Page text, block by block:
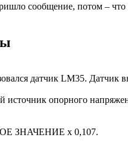
сообщение, потом –
датчик LM35.
опорного
ЗНАЧЕНИЕ х 0,107.